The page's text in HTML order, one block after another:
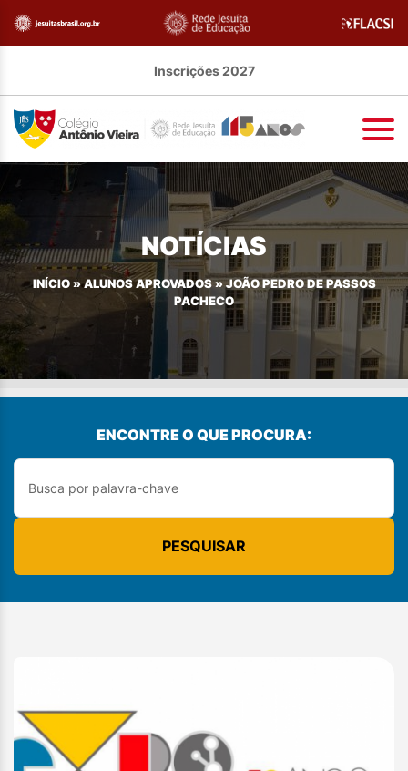
Inscrições 2027
NOTÍCIAS
INÍCIO»ALUNOS APROVADOS» JOÃO PEDRO DE PASSOS
PACHECO
ENCONTRE O QUE PROCURA:
PESQUISAR